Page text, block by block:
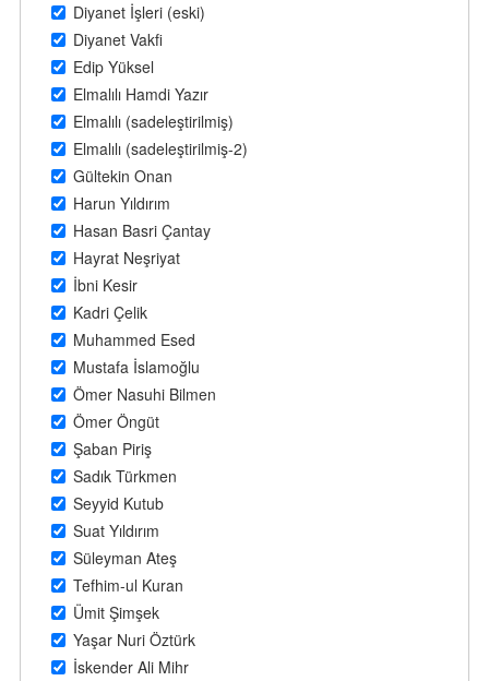
Diyanet İşleri (eski)
Diyanet Vakfi
Edip Yüksel
Elmalılı Hamdi Yazır
Elmalılı (sadeleştirilmiş)
Elmalılı (sadeleştirilmiş-2)
Gültekin Onan
Harun Yıldırım
Hasan Basri Çantay
Hayrat Neşriyat
İbni Kesir
Kadri Çelik
Muhammed Esed
Mustafa İslamoğlu
Ömer Nasuhi Bilmen
Ömer Öngüt
Şaban Piriş
Sadık Türkmen
Seyyid Kutub
Suat Yıldırım
Süleyman Ateş
Tefhim-ul Kuran
Ümit Şimşek
Yaşar Nuri Öztürk
İskender Ali Mihr